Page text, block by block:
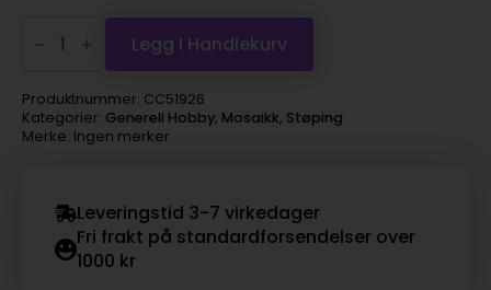
Minimosaikk
5x5x2mm,
grønn
25g
antall
Legg I Handlekurv
Produktnummer: CC51926
Kategorier: Generell Hobby, Mosaikk, Støping
Merke: Ingen merker
Leveringstid 3-7 virkedager
Fri frakt på standardforsendelser over
1000 kr